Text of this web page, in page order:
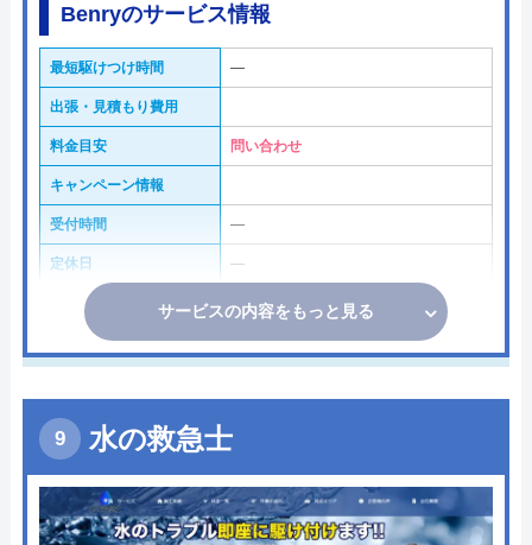
Benryのサービス情報
最短駆けつけ時間 ―
出張・見積もり費用
料金目安 問い合わせ
キャンペーン情報
受付時間 ―
定休日 ―
サービスの内容をもっと見る
水の救急士